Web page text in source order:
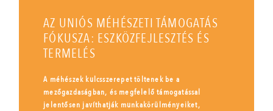
AZ UNIÓS MÉHÉSZETI TÁMOGATÁS
FÓKUSZA: ESZKÖZFEJLESZTÉS ÉS
TERMELÉS
A méhészek kulcsszerepet töltenek be a
mezőgazdaságban, és megfelelő támogatással
jelentősen javíthatják munkakörülményeiket,